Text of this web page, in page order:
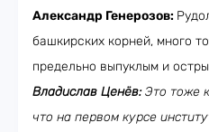
Александр Генерозов:
башкирских корней, много
предельно выпуклым и
Владислав Ценёв:Это тоже
что на первом курсе